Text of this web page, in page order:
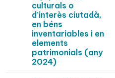
culturals o
d’interès ciutadà,
en béns
inventariables i en
elements
patrimonials (any
2024)